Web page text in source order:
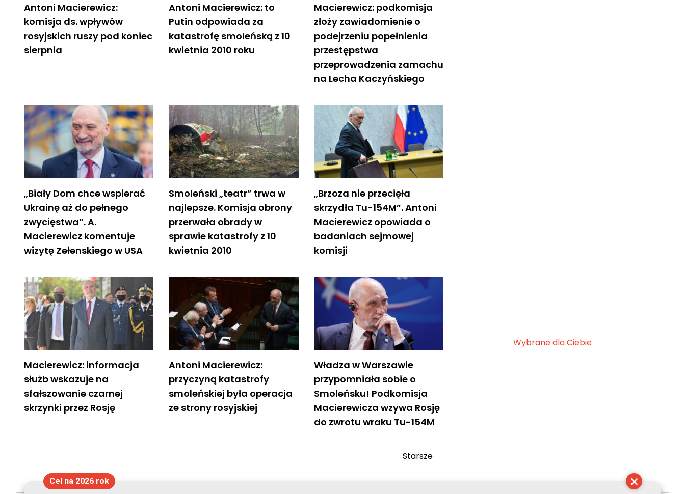
Antoni Macierewicz:
komisja ds. wpływów
rosyjskich ruszy pod koniec
sierpnia
Antoni Macierewicz: to
Putin odpowiada za
katastrofę smoleńską z 10
kwietnia 2010 roku
Macierewicz: podkomisja
złoży zawiadomienie o
podejrzeniu popełnienia
przestępstwa
przeprowadzenia zamachu
na Lecha Kaczyńskiego
„Biały Dom chce wspierać
Ukrainę aż do pełnego
zwycięstwa”. A.
Macierewicz komentuje
wizytę Zełenskiego w USA
Smoleński „teatr” trwa w
najlepsze. Komisja obrony
przerwała obrady w
sprawie katastrofy z 10
kwietnia 2010
„Brzoza nie przecięła
skrzydła Tu-154M”. Antoni
Macierewicz opowiada o
badaniach sejmowej
komisji
Macierewicz: informacja
służb wskazuje na
sfałszowanie czarnej
skrzynki przez Rosję
Antoni Macierewicz:
przyczyną katastrofy
smoleńskiej była operacja
ze strony rosyjskiej
Władza w Warszawie
przypomniała sobie o
Smoleńsku! Podkomisja
Macierewicza wzywa Rosję
do zwrotu wraku Tu-154M
Starsze
Wybrane dla Ciebie
×
Cel na 2026 rok